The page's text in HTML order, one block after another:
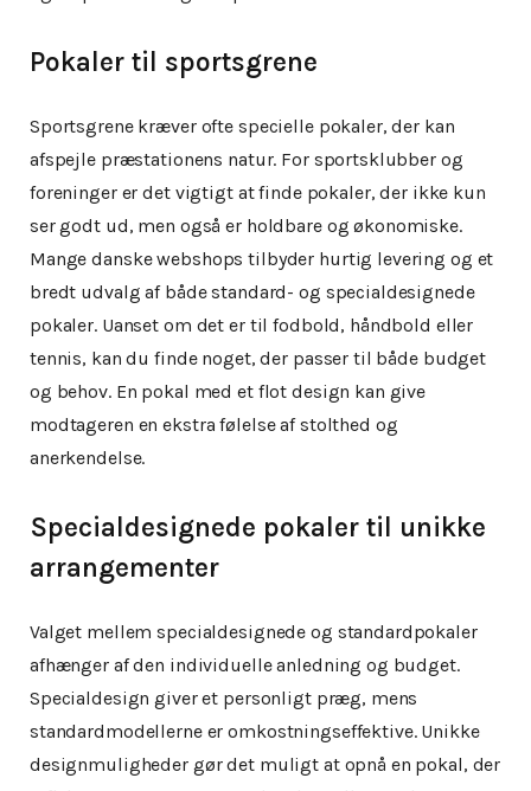
Pokaler til sportsgrene
Sportsgrene kræver ofte specielle pokaler, der kan
afspejle præstationens natur. For sportsklubber og
foreninger er det vigtigt at finde pokaler, der ikke kun
ser godt ud, men også er holdbare og økonomiske.
Mange danske webshops tilbyder hurtig levering og et
bredt udvalg af både standard- og specialdesignede
pokaler. Uanset om det er til fodbold, håndbold eller
tennis, kan du finde noget, der passer til både budget
og behov. En pokal med et flot design kan give
modtageren en ekstra følelse af stolthed og
anerkendelse.
Specialdesignede pokaler til unikke
arrangementer
Valget mellem specialdesignede og standardpokaler
afhænger af den individuelle anledning og budget.
Specialdesign giver et personligt præg, mens
standardmodellerne er omkostningseffektive. Unikke
designmuligheder gør det muligt at opnå en pokal, der